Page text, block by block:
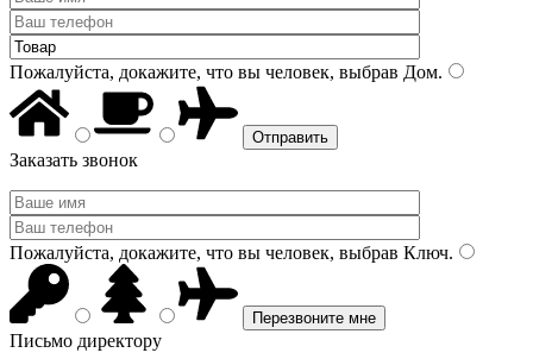
Пожалуйста, докажите, что вы человек, выбрав Дом.
Заказать звонок
Пожалуйста, докажите, что вы человек, выбрав Ключ.
Письмо директору